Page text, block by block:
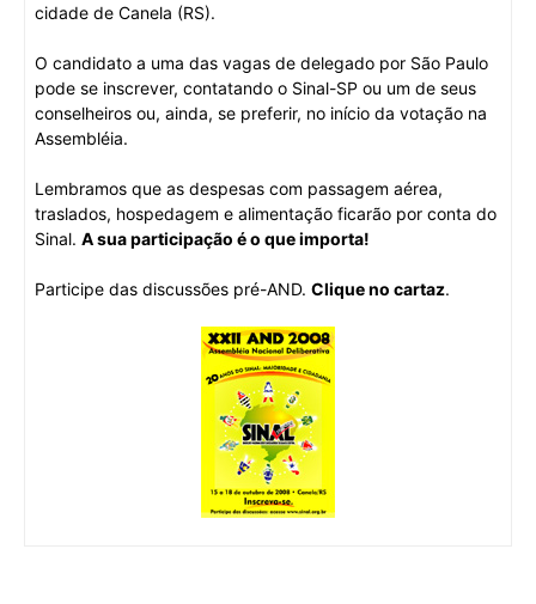
cidade de Canela (RS).
O candidato a uma das vagas de delegado por São Paulo
pode se inscrever, contatando o Sinal-SP ou um de seus
conselheiros ou, ainda, se preferir, no início da votação na
Assembléia.
Lembramos que as despesas com passagem aérea,
traslados, hospedagem e alimentação ficarão por conta do
Sinal. A sua participação é o que importa!
Participe das discussões pré-AND. Clique no cartaz.